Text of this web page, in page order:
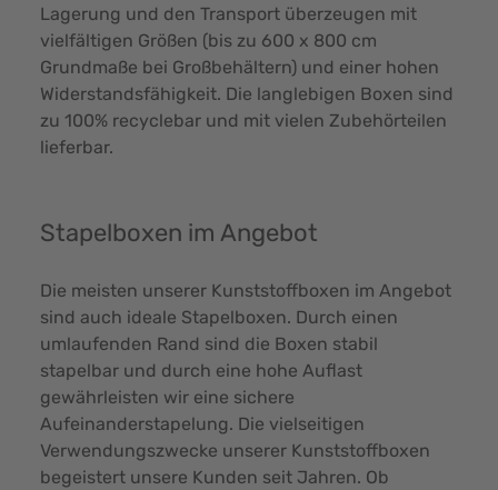
Lagerung und den Transport überzeugen mit
vielfältigen Größen (bis zu 600 x 800 cm
Grundmaße bei Großbehältern) und einer hohen
Widerstandsfähigkeit. Die langlebigen Boxen sind
zu 100% recyclebar und mit vielen Zubehörteilen
lieferbar.
Stapelboxen im Angebot
Die meisten unserer Kunststoffboxen im Angebot
sind auch ideale Stapelboxen. Durch einen
umlaufenden Rand sind die Boxen stabil
stapelbar und durch eine hohe Auflast
gewährleisten wir eine sichere
Aufeinanderstapelung. Die vielseitigen
Verwendungszwecke unserer Kunststoffboxen
begeistert unsere Kunden seit Jahren. Ob